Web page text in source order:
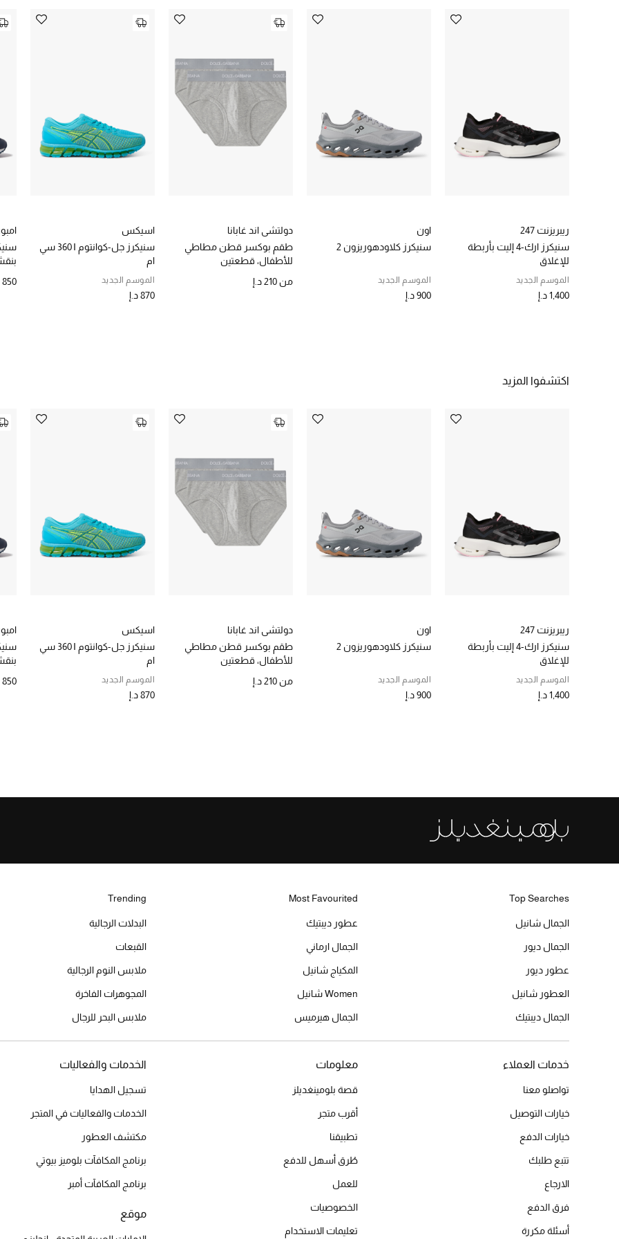
ريبريزنت 247
سنيكرز ارك-4 إليت بأربطة
للإغلاق
الموسم الجديد
1,400 د.إ
اون
سنيكرز كلاودهوريزون 2
الموسم الجديد
900 د.إ
دولتشي اند غابانا
طقم بوكسر قطن مطاطي
للأطفال، قطعتين
من210 د.إ
اسيكس
سنيكرز جل-كوانتوم ‎360 I سي
ام
الموسم الجديد
870 د.إ
850 د.إ
اكتشفوا المزيد
ريبريزنت 247
سنيكرز ارك-4 إليت بأربطة
للإغلاق
الموسم الجديد
1,400 د.إ
اون
سنيكرز كلاودهوريزون 2
الموسم الجديد
900 د.إ
دولتشي اند غابانا
طقم بوكسر قطن مطاطي
للأطفال، قطعتين
من210 د.إ
اسيكس
سنيكرز جل-كوانتوم ‎360 I سي
ام
الموسم الجديد
870 د.إ
850 د.إ
Top Searches
الجمال شانيل
الجمال ديور
عطور ديور
العطور شانيل
الجمال ديبتيك
Most Favourited
عطور ديبتيك
الجمال ارماني
المكياج شانيل
Women شانيل
الجمال هيرميس
Trending
البدلات الرجالية
القبعات
ملابس النوم الرجالية
المجوهرات الفاخرة
ملابس البحر للرجال
خدمات العملاء
تواصلو معنا
خيارات التوصيل
خيارات الدفع
تتبع طلبك
الارجاع
فرق الدفع
أسئلة مكررة
معلومات
قصة بلومينغديلز
أقرب متجر
تطبيقنا
طُرق أسهل للدفع
للعمل
الخصوصيات
تعليمات الاستخدام
الخدمات والفعاليات
تسجيل الهدايا
الخدمات والفعاليات في المتجر
مكتشف العطور
برنامج المكافآت بلوميز بيوتي
برنامج المكافآت أمبر
موقع